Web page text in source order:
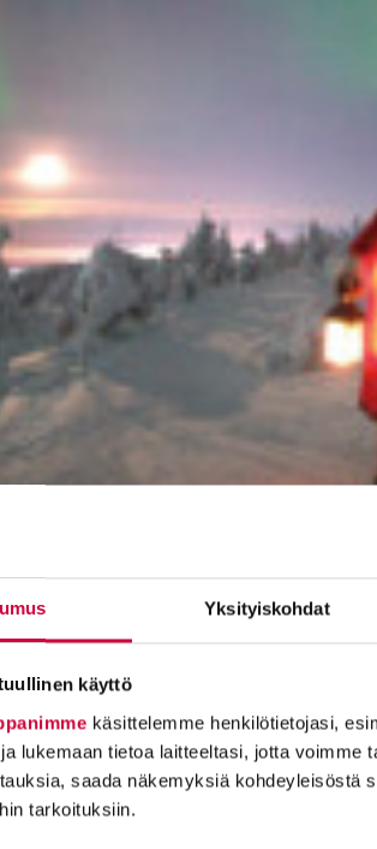
Yksityiskohdat
käyttö
käsittelemme henkilötietojasi,
lukemaan tietoa laitteeltasi, jotta
saada näkemyksiä kohdeyleisöstä
tarkoituksiin.